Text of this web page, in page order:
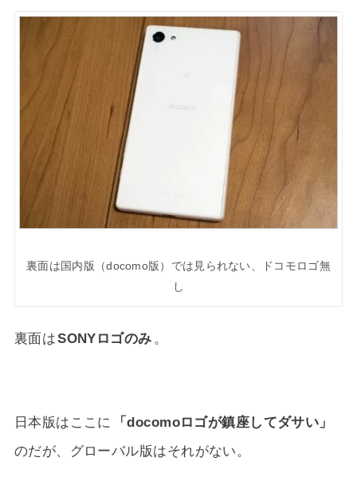
裏面は国内版（docomo版）では見られない、ドコモロゴ無
し
裏面はSONYロゴのみ 。
日本版はここに
「docomoロゴが鎮座してダサい」
のだが、グローバル版はそれがない。